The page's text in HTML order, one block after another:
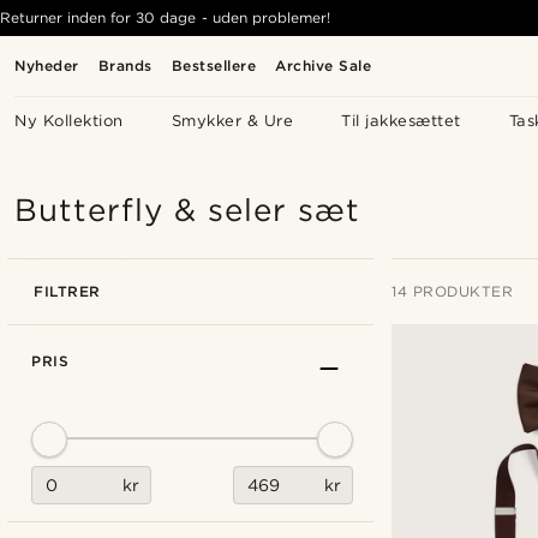
Nyheder Brands Bestsellere Archive Sale
Ny Kollektion Smykker & Ure Til jakkesættet
Returner inden for 30 dage - uden problemer!
Butterfly & seler sæt
FILTRER 14 PRODUKTER
PRIS
kr kr